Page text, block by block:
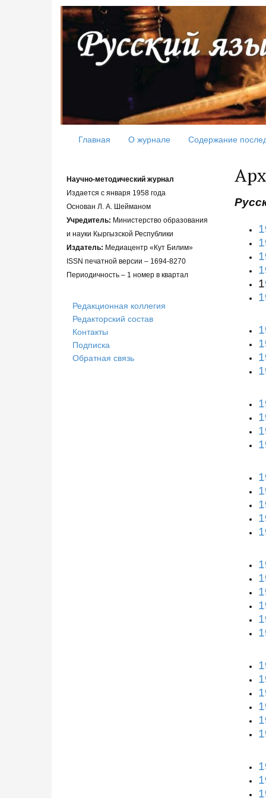
Главная О журнале Содержание
1
Научно-методический журнал
Издается с января 1958 года
Основан Л. А. Шейманом
Учредитель: Министерство образования
и науки Кыргызской Республики
Издатель: Медиацентр «Кут Билим»
ISSN печатной версии – 1694-8270
Периодичность – 1 номер в квартал
Редакционная коллегия
Редакторский состав
Контакты
Подписка
Обратная связь